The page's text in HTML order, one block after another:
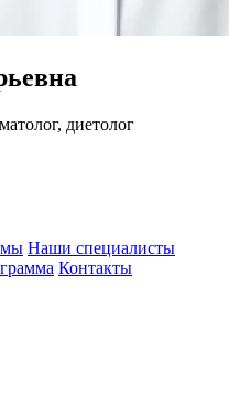
диетолог
Наши специалисты
Контакты